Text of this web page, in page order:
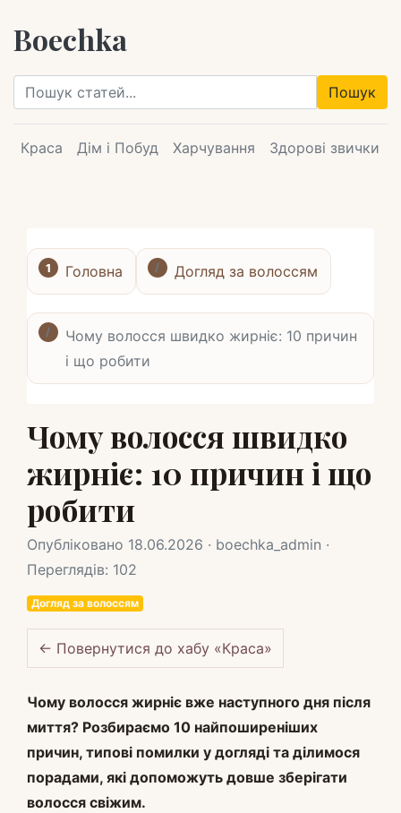
Boechka
Пошук
Краса Дім і Побуд Харчування Здорові звички
Головна Догляд за волоссям
Чому волосся швидко жирніє: 10 причин
і що робити
Чому волосся швидко
жирніє: 10 причин і що
робити
Опубліковано 18.06.2026 · boechka_admin ·
Переглядів: 102
Догляд за волоссям
← Повернутися до хабу «Краса»
Чому волосся жирніє вже наступного дня після
миття? Розбираємо 10 найпоширеніших
причин, типові помилки у догляді та ділимося
порадами, які допоможуть довше зберігати
волосся свіжим.